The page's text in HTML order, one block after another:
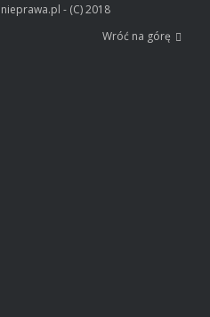
- (C) 2018
Wróć na górę